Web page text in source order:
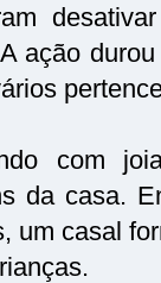
ação
com
da casa.
um casal